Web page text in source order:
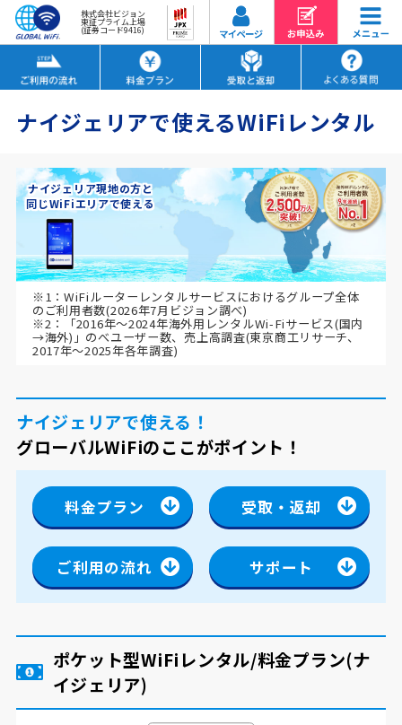
株式会社ビジョン
東証プライム上場
(証券コード9416)
ナイジェリアで使えるWiFiレンタル
ナイジェリア現地の方と
同じWiFiエリアで使える
※1：WiFiルーターレンタルサービスにおけるグループ全体
のご利用者数(2026年7月ビジョン調べ)
※2：「2016年～2024年海外用レンタルWi-Fiサービス(国内
→海外)」のべユーザー数、売上高調査(東京商工リサーチ、
2017年～2025年各年調査)
ナイジェリアで使える！
グローバルWiFiのここがポイント！
料金プラン 受取・返却
ご利用の流れ サポート
ポケット型WiFiレンタル/料金プラン(ナ
イジェリア)